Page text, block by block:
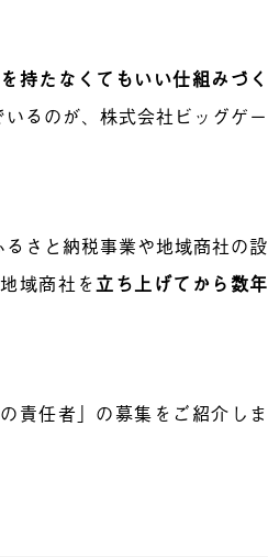
持たなくてもいい仕組みづく
いるのが、株式会社ビッグゲー
さと納税事業や地域商社の設
域商社を立ち上げてから数年
責任者」の募集をご紹介しま